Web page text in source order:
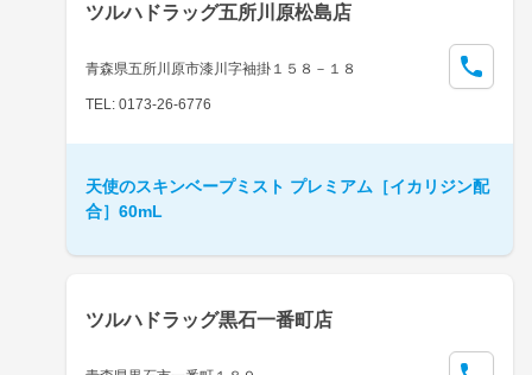
ツルハドラッグ五所川原松島店
青森県五所川原市漆川字袖掛１５８－１８
TEL: 0173-26-6776
天使のスキンベープミスト プレミアム［イカリジン配
合］60mL
ツルハドラッグ黒石一番町店